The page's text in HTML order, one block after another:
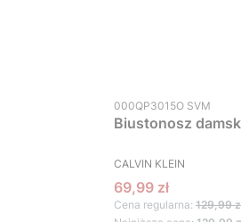
Kod produktu
000QP3015O SVM
Biustonosz
PRODUCENT
CALVIN KLEIN
Cena promocyjna
69,99 zł
Cena regularna: 129,99